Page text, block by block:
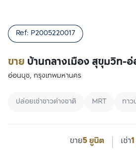
ขาย บ้านกลางเมือง สุขุมวิท-
Ref: P2005220017
อ่อนนุช, กรุงเทพมหานคร
ปล่อยเช่าชาวต่างชาติ MRT ทาว
ขาย5 ยูนิต เช่า
เปรียบเทียบ